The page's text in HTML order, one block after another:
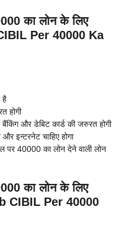
का लोन के लिए
Per 40000 Ka
है
होगी
और डेबिट कार्ड की जरुरत होगी
इन्टरनेट चाहिए होगा
40000 का लोन देने वाली लोन
का लोन के लिए
CIBIL Per 40000